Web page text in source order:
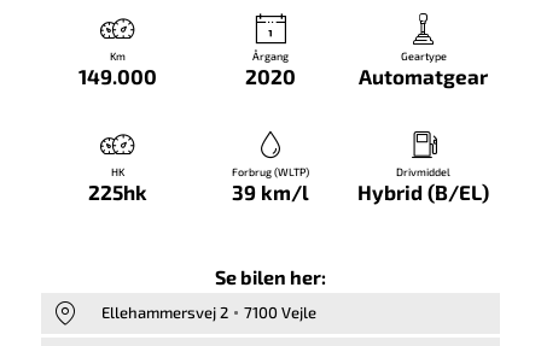
Km
149.000
Årgang
2020
Geartype
Automatgear
HK
225hk
Forbrug (WLTP)
39 km/l
Drivmiddel
Hybrid (B/EL)
Se bilen her:
Ellehammersvej 2 7100 Vejle